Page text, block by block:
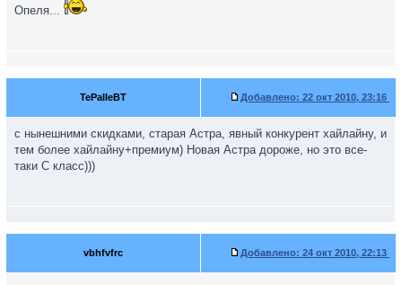
Опеля...
TePaIIeBT Добавлено: 22 окт 2010, 23:16
с нынешними скидками, старая Астра, явный конкурент хайлайну, и
тем более хайлайну+премиум) Новая Астра дороже, но это все-
таки С класс)))
vbhfvfrc Добавлено: 24 окт 2010, 22:13